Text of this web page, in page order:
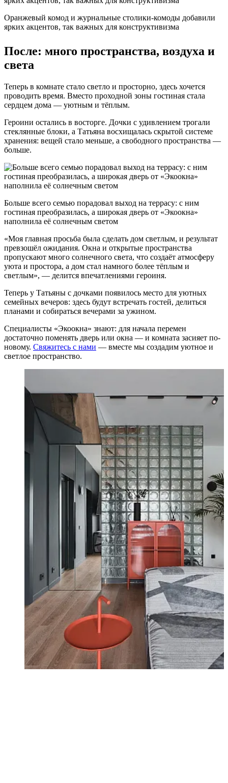
Оранжевый комод и журнальные столики-комоды добавили
ярких акцентов, так важных для конструктивизма
После: много пространства, воздуха и
света
Теперь в комнате стало светло и просторно, здесь хочется
проводить время. Вместо проходной зоны гостиная стала
сердцем дома — уютным и тёплым.
Героини остались в восторге. Дочки с удивлением трогали
стеклянные блоки, а Татьяна восхищалась скрытой системе
хранения: вещей стало меньше, а свободного пространства —
больше.
Больше всего семью порадовал выход на террасу: с ним
гостиная преобразилась, а широкая дверь от «Экоокна»
наполнила её солнечным светом
«Моя главная просьба была сделать дом светлым, и результат
превзошёл ожидания. Окна и открытые пространства
пропускают много солнечного света, что создаёт атмосферу
уюта и простора, а дом стал намного более тёплым и
светлым», — делится впечатлениями героиня.
Теперь у Татьяны с дочками появилось место для уютных
семейных вечеров: здесь будут встречать гостей, делиться
планами и собираться вечерами за ужином.
Специалисты «Экоокна» знают: для начала перемен
достаточно поменять дверь или окна — и комната засияет по-
новому. Свяжитесь с нами — вместе мы создадим уютное и
светлое пространство.